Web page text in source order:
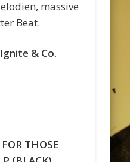
massive
Beat.
& Co.
THOSE